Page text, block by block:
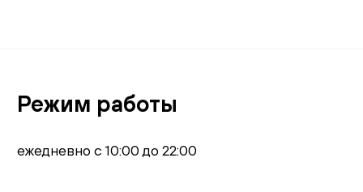
Режим работы
ежедневно с 10:00 до 22:00